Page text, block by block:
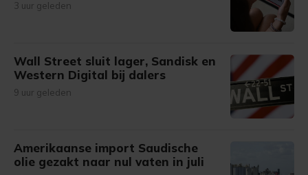
3 uur geleden
Wall Street sluit lager, Sandisk en
Western Digital bij dalers
9 uur geleden
Amerikaanse import Saudische
olie gezakt naar nul vaten in juli